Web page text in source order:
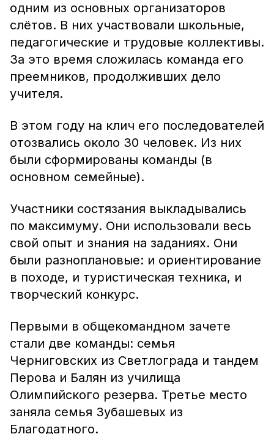
одним из основных организаторов
слётов. В них участвовали школьные,
педагогические и трудовые коллективы.
За это время сложилась команда его
преемников, продолживших дело
учителя.
В этом году на клич его последователей
отозвались около 30 человек. Из них
были сформированы команды (в
основном семейные).
Участники состязания выкладывались
по максимуму. Они использовали весь
свой опыт и знания на заданиях. Они
были разноплановые: и ориентирование
в походе, и туристическая техника, и
творческий конкурс.
Первыми в общекомандном зачете
стали две команды: семья
Черниговских из Светлограда и тандем
Перова и Балян из училища
Олимпийского резерва. Третье место
заняла семья Зубашевых из
Благодатного.